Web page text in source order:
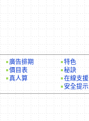
廣告排期 特色
價目表
秘訣
真人算
在線支援
安全提示